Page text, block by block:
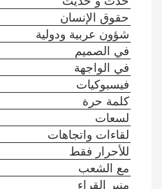
حقوق الإنسان
شؤون عربية ودولية
في الصميم
في الواجهة
فيسبوكيات
كلمة حرة
لسعات
لقاءات واتجاهات
للأحرار فقط
مع الشعب
منبر القراء